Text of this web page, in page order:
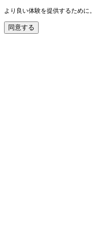
より良い体験を提供するために。
同意する